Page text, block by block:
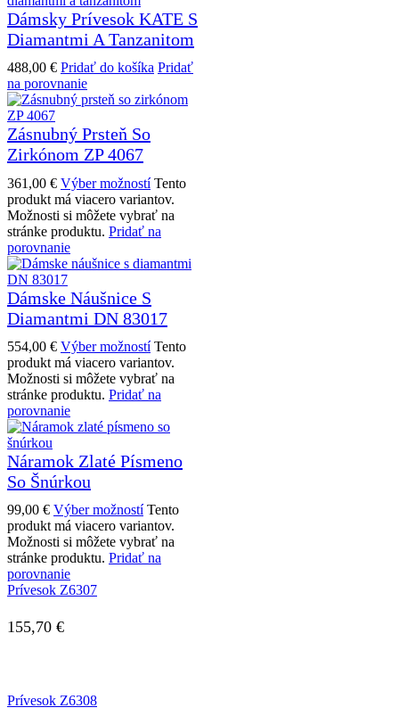
Dámsky Prívesok KATE S
Diamantmi A Tanzanitom
488,00 € Pridať do košíka Pridať
na porovnanie
Zásnubný Prsteň So
Zirkónom ZP 4067
361,00 € Výber možností Tento
produkt má viacero variantov.
Možnosti si môžete vybrať na
stránke produktu. Pridať na
porovnanie
Dámske Náušnice S
Diamantmi DN 83017
554,00 € Výber možností Tento
produkt má viacero variantov.
Možnosti si môžete vybrať na
stránke produktu. Pridať na
porovnanie
Náramok Zlaté Písmeno
So Šnúrkou
99,00 € Výber možností Tento
produkt má viacero variantov.
Možnosti si môžete vybrať na
stránke produktu. Pridať na
porovnanie
Prívesok Z6307
155,70 €
Prívesok Z6308